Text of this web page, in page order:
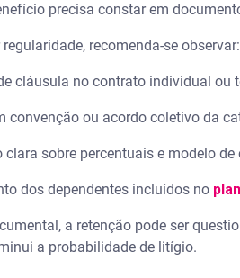
fixo previsto em lei?
continua após demissão?
cobre todos os
precisa constar em
recomenda-se observar:
cláusula no contrato individual ou
convenção ou acordo coletivo da
sobre percentuais e modelo
dos dependentes incluídos no
a retenção pode ser
a probabilidade de litígio.